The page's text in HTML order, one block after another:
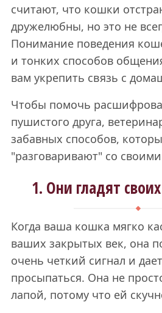
считают, что кошки
дружелюбны, но это не
Понимание поведения
и тонких способов
вам укрепить связь с
Чтобы помочь
пушистого друга,
забавных способов,
"разговаривают" со
1. Они гладят
Когда ваша кошка мягко
ваших закрытых век, она
очень четкий сигнал и
просыпаться. Она не
лапой, потому что ей